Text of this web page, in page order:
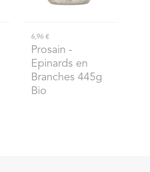
6,96 €
Prosain -
Epinards en
Branches 445g
Bio